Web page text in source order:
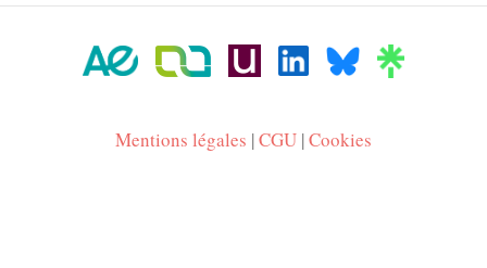
Mentions légales |CGU |Cookies